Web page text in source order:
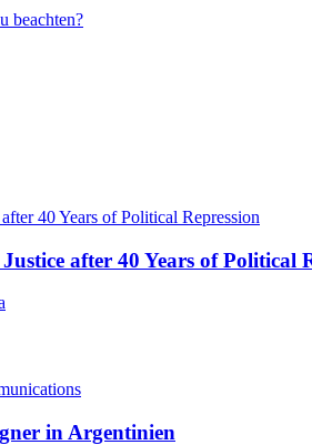
beachten?
after 40 Years of Political
in Argentinien